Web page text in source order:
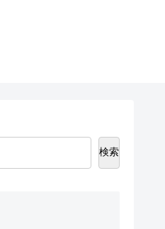
検索